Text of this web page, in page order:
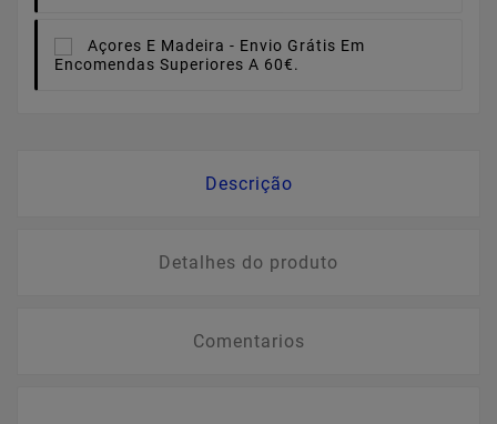
Açores E Madeira - Envio Grátis Em
Encomendas Superiores A 60€.
Descrição
Detalhes do produto
Comentarios